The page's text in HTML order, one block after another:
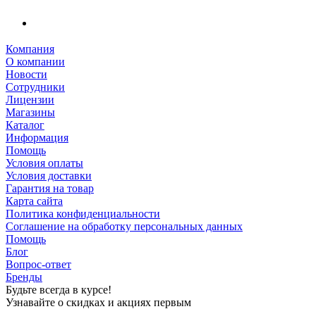
Компания
О компании
Новости
Сотрудники
Лицензии
Магазины
Каталог
Информация
Помощь
Условия оплаты
Условия доставки
Гарантия на товар
Карта сайта
Политика конфиденциальности
Соглашение на обработку персональных данных
Помощь
Блог
Вопрос-ответ
Бренды
Будьте всегда в курсе!
Узнавайте о скидках и акциях первым